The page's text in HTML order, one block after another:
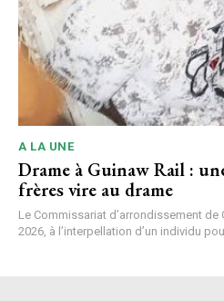
A LA UNE
Drame à Guinaw Rail :
frères vire au drame
Le Commissariat d’arrondissement de
2026, à l’interpellation d’un individu